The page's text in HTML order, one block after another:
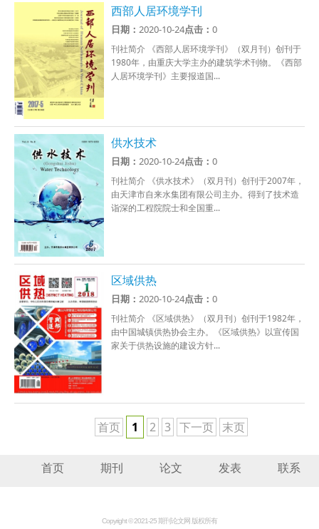
西部人居环境学刊
日期： 2020-10-24点击：0
刊社简介 《西部人居环境学刊》（双月刊）创刊于
1980年，由重庆大学主办的建筑学术刊物。《西部
人居环境学刊》主要报道国...
供水技术
日期：2020-10-24点击：0
刊社简介 《供水技术》（双月刊）创刊于2007年，
由天津市自来水集团有限公司主办。得到了技术造
诣深的工程院院士和全国重...
区域供热
日期：2020-10-24点击：0
刊社简介 《区域供热》（双月刊）创刊于1982年，
由中国城镇供热协会主办。《区域供热》以宣传国
家关于供热设施的建设方针...
首页 1 2 3 下一页 末页
首页 期刊 论文 发表 联系
Copyright © 2021-25 期刊论文网 版权所有